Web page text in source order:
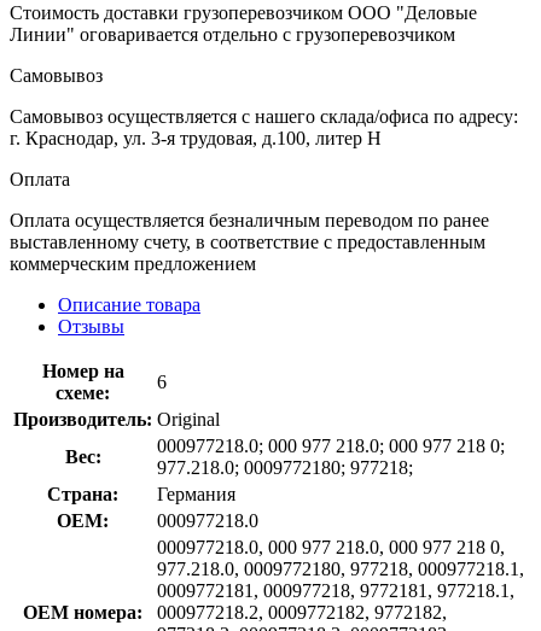
Стоимость доставки грузоперевозчиком ООО "Деловые
Линии" оговаривается отдельно с грузоперевозчиком
Самовывоз
Самовывоз осуществляется с нашего склада/офиса по адресу:
г. Краснодар, ул. 3-я трудовая, д.100, литер Н
Оплата
Оплата осуществляется безналичным переводом по ранее
выставленному счету, в соответствие с предоставленным
коммерческим предложением
Описание товара
Отзывы
Номер на
схеме:
6
Производитель: Original
Вес:
000977218.0; 000 977 218.0; 000 977 218 0;
977.218.0; 0009772180; 977218;
Страна:
Германия
OEM:
000977218.0
OEM номера:
000977218.0, 000 977 218.0, 000 977 218 0,
977.218.0, 0009772180, 977218, 000977218.1,
0009772181, 000977218, 9772181, 977218.1,
000977218.2, 0009772182, 9772182,